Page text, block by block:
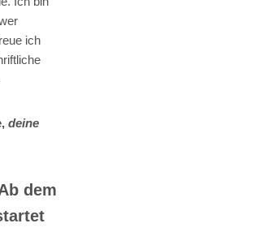
ich
deine
dem